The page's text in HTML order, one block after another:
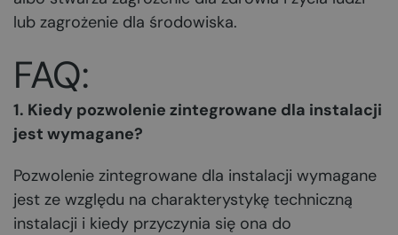
lub zagrożenie dla środowiska.
FAQ:
1. Kiedy pozwolenie zintegrowane dla instalacji
jest wymagane?
Pozwolenie zintegrowane dla instalacji wymagane
jest ze względu na charakterystykę techniczną
instalacji i kiedy przyczynia się ona do